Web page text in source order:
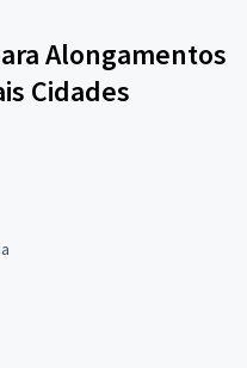
Alongamentos
Cidades